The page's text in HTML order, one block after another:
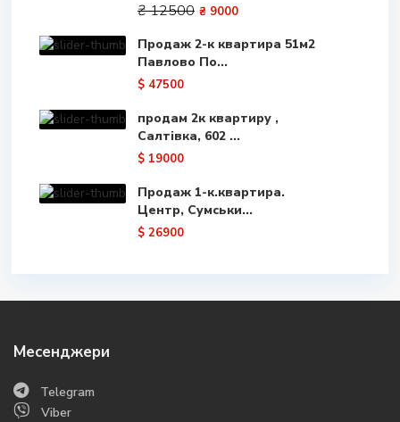
₴ 12500 ₴ 9000
Продаж 2-к квартира 51м2
Павлово По...
$ 47500
продам 2к квартиру ,
Салтівка, 602 ...
$ 19000
Продаж 1-к.квартира.
Центр, Сумськи...
$ 26900
Месенджери
Telegram
Viber